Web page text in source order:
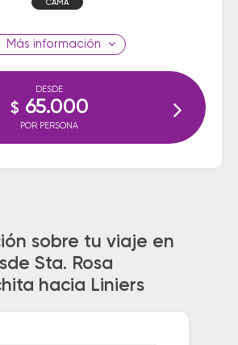
CAMA
información
DESDE
$ 65.000
POR PERSONA
sobre tu viaje en
Sta. Rosa
hacia Liniers